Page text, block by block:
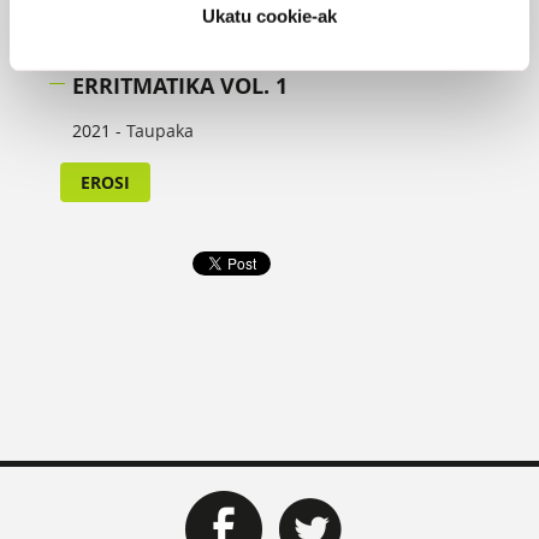
Ukatu cookie-ak
ERRITMATIKA VOL. 1
2021 - Taupaka
EROSI